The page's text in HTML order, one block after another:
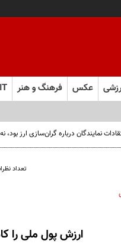
عکس فرهنگ و هنر IT
نمایندگان درباره گران‌سازی ارز بود،
تعداد
ارزش پول ملی را